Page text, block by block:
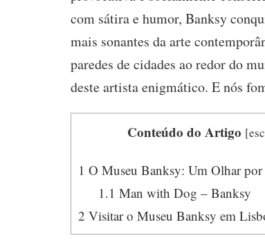
com sátira e humor, Banksy
mais sonantes da arte
paredes de cidades ao redor do
deste artista enigmático. E nós
Conteúdo do Artigo [
1 O Museu Banksy: Um Olhar por
1.1 Man with Dog – Banksy
2 Visitar o Museu Banksy em